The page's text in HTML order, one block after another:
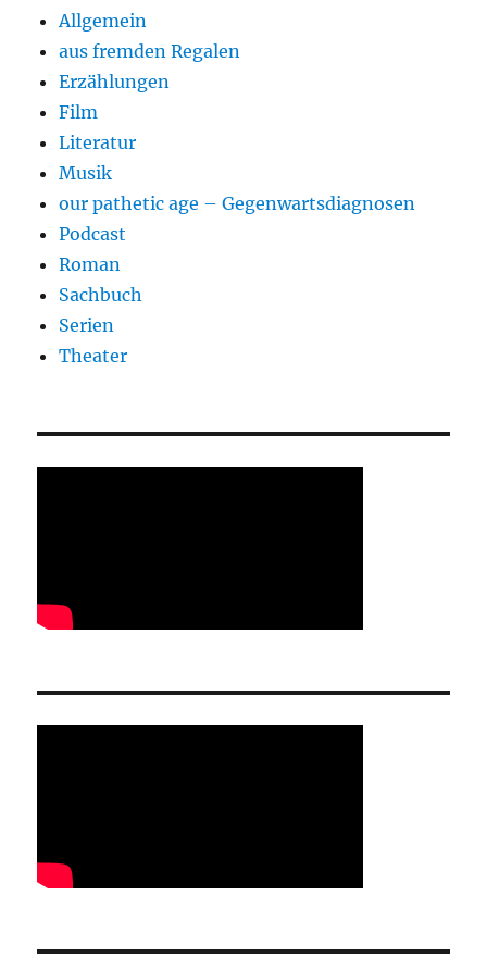
Allgemein
aus fremden Regalen
Erzählungen
Film
Literatur
Musik
our pathetic age – Gegenwartsdiagnosen
Podcast
Roman
Sachbuch
Serien
Theater